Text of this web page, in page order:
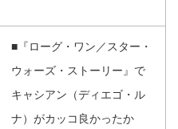
■『ローグ・ワン／スター・
ウォーズ・ストーリー』で
キャシアン（ディエゴ・ル
ナ）がカッコ良かったか